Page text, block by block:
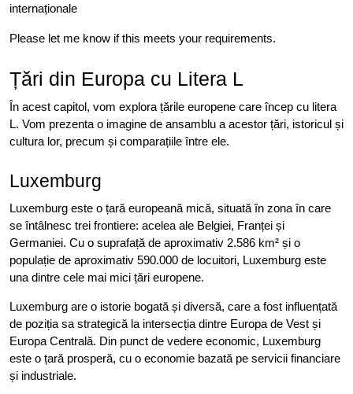
internaționale
Please let me know if this meets your requirements.
Țări din Europa cu Litera L
În acest capitol, vom explora țările europene care încep cu litera
L. Vom prezenta o imagine de ansamblu a acestor țări, istoricul și
cultura lor, precum și comparațiile între ele.
Luxemburg
Luxemburg este o țară europeană mică, situată în zona în care
se întâlnesc trei frontiere: acelea ale Belgiei, Franței și
Germaniei. Cu o suprafață de aproximativ 2.586 km² și o
populație de aproximativ 590.000 de locuitori, Luxemburg este
una dintre cele mai mici țări europene.
Luxemburg are o istorie bogată și diversă, care a fost influențată
de poziția sa strategică la intersecția dintre Europa de Vest și
Europa Centrală. Din punct de vedere economic, Luxemburg
este o țară prosperă, cu o economie bazată pe servicii financiare
și industriale.